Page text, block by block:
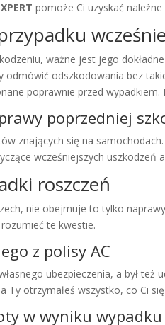
pomoże Ci uzyskać należne
ważne jest jego
odmówić odszkodowania bez
poprawnie przed
poprzedniej
znających się na
wcześniejszych uszkodzeń
roszczeń
nie obejmuje to tylko
te kwestie.
z polisy AC
ubezpieczenia, a był
Ty otrzymałeś wszystko, co Ci
w wyniku wypadku